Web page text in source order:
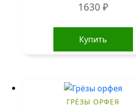
1630 ₽
Купить
ГРЁЗЫ ОРФЕЯ